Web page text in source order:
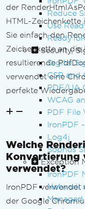
Reduce
Use
Security,
Digital
CSP and
PDF/UA
WCAG
PDF File
IronPDF
Log4j
Sophos
Exception
IronPDF
Network
der
HTML-Zeichenkette
Sie einfach den
Zeichenkette an die
resultierende
verwendet eine
perfekte
Welche
Konvertierung
verwendet?
IronPDF verwendet
der Google